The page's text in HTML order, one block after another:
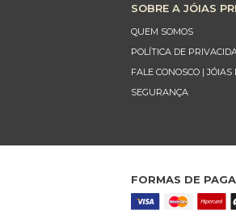
SOBRE A JÓIAS
QUEM SOMOS
POLÍTICA DE
FALE CONOSCO | JÓIAS
SEGURANÇA
FORMAS DE